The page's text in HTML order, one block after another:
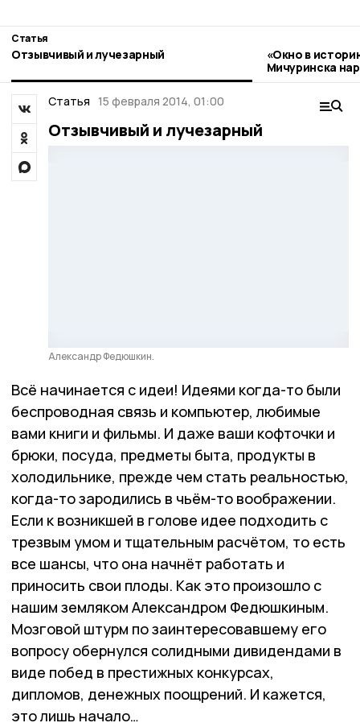
Статья
Отзывчивый и лучезарный
«Окно в
Мичуринска
стиле гжель
Статья 15 февраля 2014, 01:00
Отзывчивый и лучезарный
Александр Федюшкин.
Всё начинается с идеи! Идеями когда-то были
беспроводная связь и компьютер, любимые
вами книги и фильмы. И даже ваши кофточки и
брюки, посуда, предметы быта, продукты в
холодильнике, прежде чем стать реальностью,
когда-то зародились в чьём-то воображении.
Если к возникшей в голове идее подходить с
трезвым умом и тщательным расчётом, то есть
все шансы, что она начнёт работать и
приносить свои плоды. Как это произошло с
нашим земляком Александром Федюшкиным.
Мозговой штурм по заинтересовавшему его
вопросу обернулся солидными дивидендами в
виде побед в престижных конкурсах,
дипломов, денежных поощрений. И кажется,
это лишь начало…